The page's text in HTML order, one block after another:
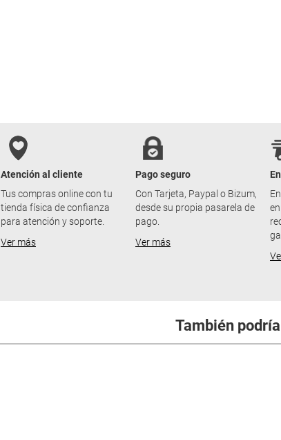
Atención al cliente
Tus compras online con tu
tienda física de confianza
para atención y soporte.
Ver más
Pago seguro
Con Tarjeta, Paypal o Bizum,
desde su propia pasarela de
pago.
Ver más
También